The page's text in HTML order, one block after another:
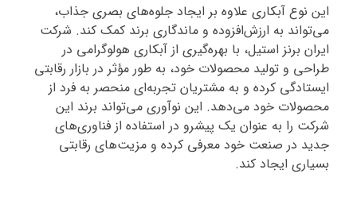
این نوع آبکاری علاوه بر ایجاد جلوه‌های بصری جذاب،
می‌تواند به ارزش‌افزوده و ماندگاری برند کمک کند. شرکت
ایران برنز استیل، با بهره‌گیری از آبکاری هولوگرامی در
طراحی و تولید محصولات خود، به طور مؤثر در بازار رقابتی
ایستادگی کرده و به مشتریان تجربه‌ای منحصر به فرد از
محصولات خود می‌دهد. این نوآوری می‌تواند برند این
شرکت را به عنوان یک پیشرو در استفاده از فناوری‌های
جدید در صنعت خود معرفی کرده و مزیت‌های رقابتی
بسیاری ایجاد کند.